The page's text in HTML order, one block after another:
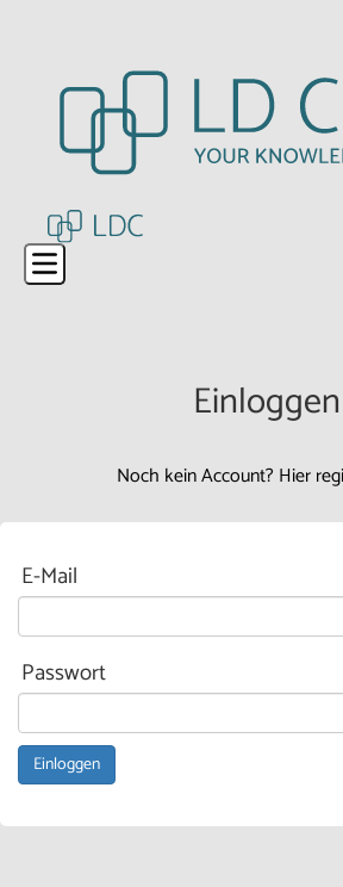
Open main menu
Einloggen
Noch kein Account? Hier
E-Mail
Passwort
Einloggen